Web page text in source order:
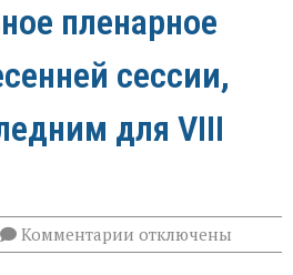
пленарное
сессии,
для VIII
Комментарии к
записи
отключены